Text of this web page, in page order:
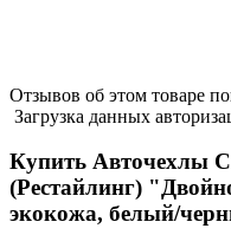
Отзывов об этом товаре
Загрузка данных
Купить Авточехлы
(Рестайлинг)
экокожа, белый/